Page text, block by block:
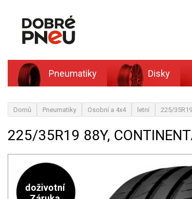
Pneumatiky Disky
Domů Pneumatiky Osobní a 4x4 letní 225/
225/35R19 88Y,
doživotní